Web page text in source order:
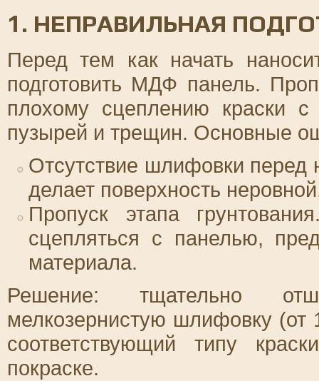
1. НЕПРАВИЛЬНАЯ
Перед тем как начать
подготовить МДФ панель.
плохому сцеплению краски
пузырей и трещин. Основные
Отсутствие шлифовки перед
делает поверхность
Пропуск этапа
сцепляться с панелью,
материала.
Решение: тщательно
мелкозернистую шлифовку (от
соответствующий типу
покраске.